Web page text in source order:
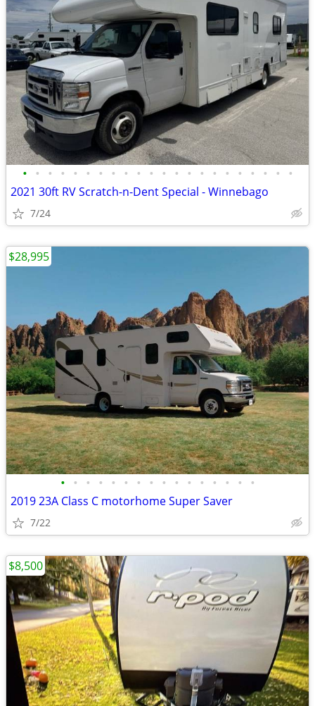
• • • • • • • • • • • • • • • • • • • • • •
2021 30ft RV Scratch-n-Dent Special - Winnebago
7/24
• • • • • • • • • • • • • • • •
2019 23A Class C motorhome Super Saver
7/22
$28,995
$8,500